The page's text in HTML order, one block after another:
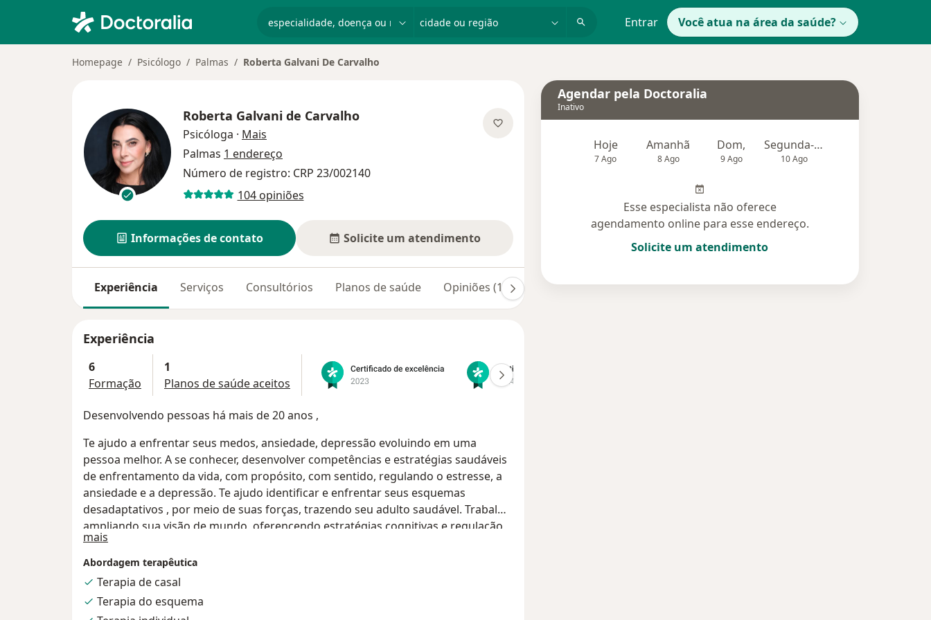
Entrar Você atua na área da saúde?
Homepage Psicólogo Palmas Roberta Galvani De Carvalho
Roberta Galvani de Carvalho
Psicóloga · Mais
Palmas 1 endereço
Número de registro: CRP 23/002140
104 opiniões
Informações de contato Solicite um atendimento
Experiência Serviços Consultórios Planos de saúde Opiniões (104)
Experiência
6
Formação
1
Planos de saúde aceitos
Desenvolvendo pessoas há mais de 20 anos ,
Te ajudo a enfrentar seus medos, ansiedade, depressão evoluindo em uma
pessoa melhor. A se conhecer, desenvolver competências e estratégias saudáveis
de enfrentamento da vida, com propósito, com sentido, regulando o estresse, a
ansiedade e a depressão. Te ajudo identificar e enfrentar seus esquemas
desadaptativos , por meio de suas forças, trazendo seu adulto saudável. Trabalho
ampliando sua visão de mundo, oferencendo estratégias cognitivas e regulação
emocional para lidar com a raiva, e a insatisfação. Construimos juntos estratégias
para diminuir prejuízos, transtornos, manejando crises, resolução de problemas
e conflitos, lidando com o estresse, a depressão, alterações de humor,
transtornos de personalidades ao longo da vida pessoal e profissional, em seus
relacionamentos. Desenvolvemos competências gerais, pessoais, profissionais e
mais
Abordagem terapêutica
Terapia de casal
Terapia do esquema
Agendar pela Doctoralia
Inativo
Hoje
7 Ago
Amanhã
8 Ago
Dom,
9 Ago
Segunda-feira
10 Ago
Esse especialista não oferece
agendamento online para esse endereço.
Solicite um atendimento